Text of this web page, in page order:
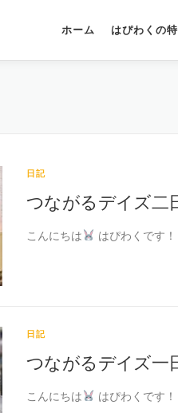
ホーム はぴわくの
日記
つながるデイズ二
こんにちは はぴわくです
日記
つながるデイズ一
こんにちは はぴわくです